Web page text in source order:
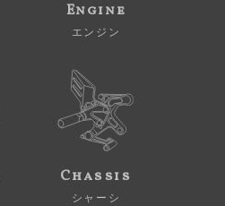
Engine
エンジン
Chassis
シャーシ